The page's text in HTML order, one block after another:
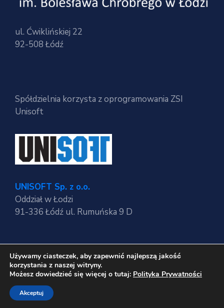
ul. Ćwiklińskiej 22
92-508 Łódź
Spółdzielnia korzysta z oprogramowania ZSI
Unisoft
UNISOFT Sp. z o.o.
Oddział w Łodzi
91-336 Łódź ul. Rumuńska 9 D
Regulaminy strony
Polityka Prywatności
Używamy ciasteczek, aby zapewnić najlepszą jakość
korzystania z naszej witryny.
Możesz dowiedzieć się więcej o tutaj: Polityka Prywatności
Akceptuj